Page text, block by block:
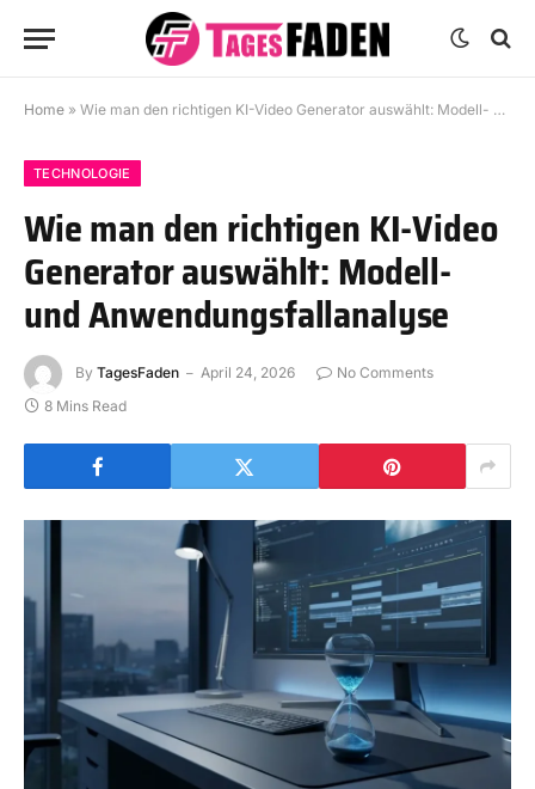
Home » Wie man den richtigen KI-Video Generator auswählt: Modell- und Anwendungsfallanalyse
TECHNOLOGIE
Wie man den richtigen KI-Video
Generator auswählt: Modell-
und Anwendungsfallanalyse
By TagesFaden April 24, 2026
No Comments
8 Mins Read